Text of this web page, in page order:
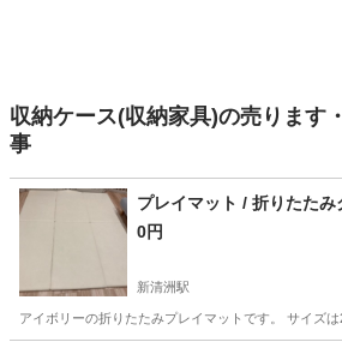
収納ケース(収納家具)の売ります
事
プレイマット / 折りたたみ
0円
新清洲駅
アイボリーの折りたたみプレイマットです。 サイズ